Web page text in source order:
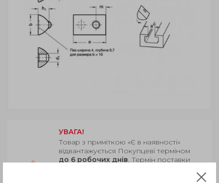
УВАГА!
Товар з приміткою «Є в наявності»
відвантажується Покупцеві терміном
до 6 робочих днів. Термін поставки